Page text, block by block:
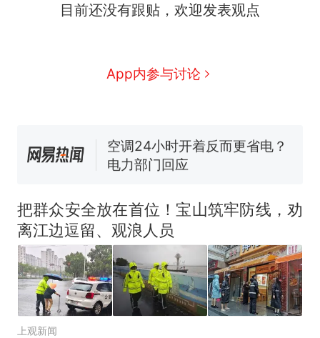
目前还没有跟贴，欢迎发表观点
App内参与讨论
全部作废，公平么？
国大使骑行绕了几乎整个国境
线一圈，还曾两次到中国寻根
搬家报价570元，搬到楼下交
5060元才肯搬上楼！女子傻眼
空调24小时开着反而更省电？
电力部门回应
试前13名均遭淘汰？教育局：
已叫停招聘，成立调查组全面
核查
热 十多万人报名的考试，成绩
全部作废，公平么？
把群众安全放在首位！宝山筑牢防线，劝
离江边逗留、观浪人员
上观新闻